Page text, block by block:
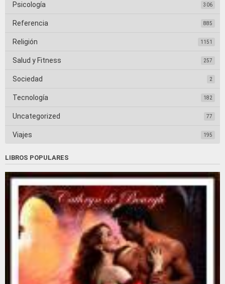
Psicología 306
Referencia 885
Religión 1151
Salud y Fitness 257
Sociedad 2
Tecnología 182
Uncategorized 77
Viajes 195
LIBROS POPULARES